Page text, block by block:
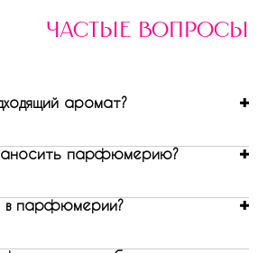
частые вопросы
аромат?
парфюмерию?
в парфюмерии?